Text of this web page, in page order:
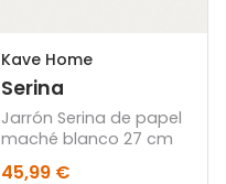
Kave Home
Serina
Jarrón Serina de papel
maché blanco 27 cm
45,99 €